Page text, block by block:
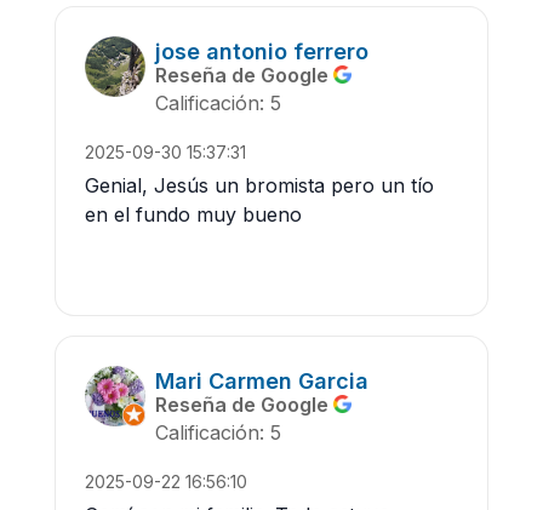
jose antonio ferrero
Reseña de Google
Calificación: 5
2025-09-30 15:37:31
Genial, Jesús un bromista pero un tío
en el fundo muy bueno
Mari Carmen Garcia
Reseña de Google
Calificación: 5
2025-09-22 16:56:10